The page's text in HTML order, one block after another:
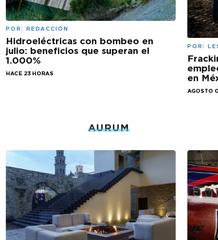
POR: REDACCIÓN
Hidroeléctricas con bombeo en
julio: beneficios que superan el
1.000%
HACE 23 HORAS
POR:
en
AGOSTO
AURUM